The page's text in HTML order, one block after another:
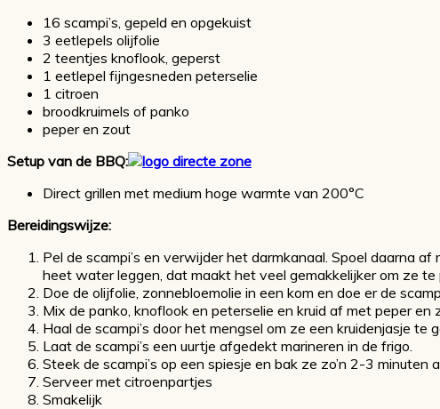
16 scampi’s, gepeld en opgekuist
3 eetlepels olijfolie
2 teentjes knoflook, geperst
1 eetlepel fijngesneden peterselie
1 citroen
broodkruimels of panko
peper en zout
Setup van de BBQ:
Direct grillen met medium hoge warmte van 200°C
Bereidingswijze:
Pel de scampi’s en verwijder het darmkanaal. Spoel daarna
heet water leggen, dat maakt het veel gemakkelijker om ze te
Doe de olijfolie, zonnebloemolie in een kom en doe er de
Mix de panko, knoflook en peterselie en kruid af met peper en
Haal de scampi’s door het mengsel om ze een kruidenjasje te
Laat de scampi’s een uurtje afgedekt marineren in de frigo.
Steek de scampi’s op een spiesje en bak ze zo’n 2-3 minuten
Serveer met citroenpartjes
Smakelijk